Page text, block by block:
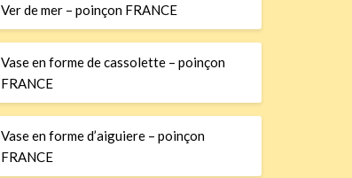
Ver de mer – poinçon FRANCE
Vase en forme de cassolette – poinçon
FRANCE
Vase en forme d’aiguiere – poinçon
FRANCE